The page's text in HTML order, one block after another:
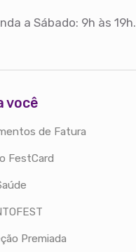
a Sábado: 9h às 19h.
você
de Fatura
FestCard
Premiada